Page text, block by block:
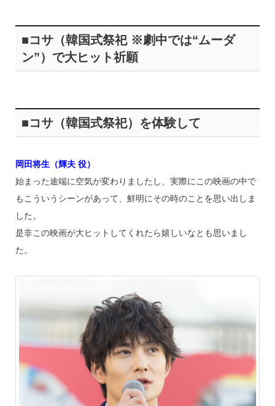
■コサ（韓国式祭祀 ※劇中では“ムーダ
ン”）で大ヒット祈願
■コサ（韓国式祭祀）を体験して
岡田将生（輝夫 役）
始まった途端に空気が変わりましたし、実際にこの映画の中で
もこういうシーンがあって、鮮明にその時のことを思い出しま
した。
是非この映画が大ヒットしてくれたら嬉しいなとも思いまし
た。